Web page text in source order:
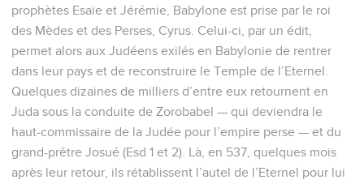
prophètes Esaïe et Jérémie, Babylone est prise par le roi
des Mèdes et des Perses, Cyrus. Celui-ci, par un édit,
permet alors aux Judéens exilés en Babylonie de rentrer
dans leur pays et de reconstruire le Temple de l’Eternel.
Quelques dizaines de milliers d’entre eux retournent en
Juda sous la conduite de Zorobabel — qui deviendra le
haut-commissaire de la Judée pour l’empire perse — et du
grand-prêtre Josué (Esd 1 et 2). Là, en 537, quelques mois
après leur retour, ils rétablissent l’autel de l’Eternel pour lui